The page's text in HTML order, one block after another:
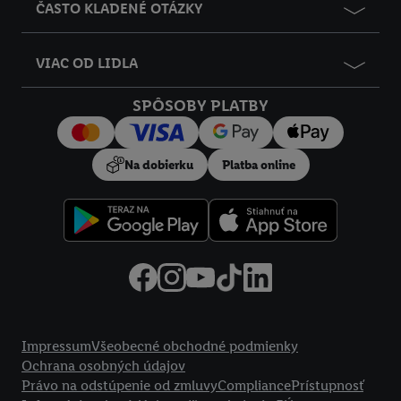
ČASTO KLADENÉ OTÁZKY
VIAC OD LIDLA
SPÔSOBY PLATBY
Na dobierku Platba online
ImpressumVšeobecné obchodné podmienky
Ochrana osobných údajov
Právo na odstúpenie od zmluvyCompliancePrístupnosť